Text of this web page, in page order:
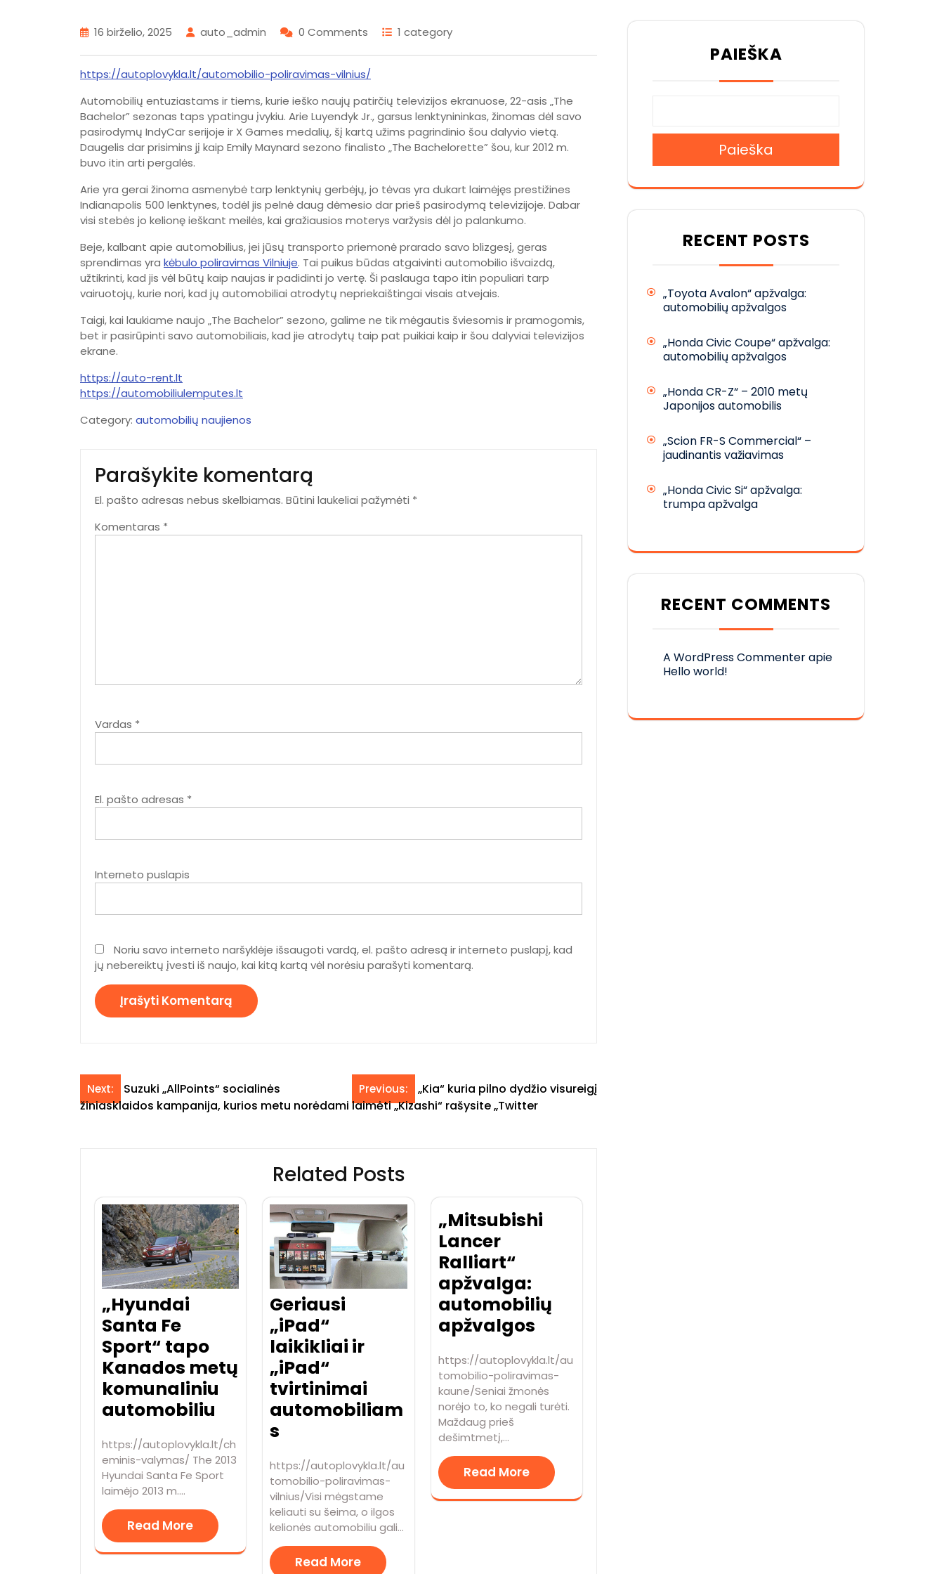
16 birželio, 2025 auto_admin 0 Comments 1 category
https://autoplovykla.lt/automobilio-poliravimas-vilnius/
Automobilių entuziastams ir tiems, kurie ieško naujų patirčių televizijos ekranuose, 22-asis „The
Bachelor” sezonas taps ypatingu įvykiu. Arie Luyendyk Jr., garsus lenktynininkas, žinomas dėl savo
pasirodymų IndyCar serijoje ir X Games medalių, šį kartą užims pagrindinio šou dalyvio vietą.
Daugelis dar prisimins jį kaip Emily Maynard sezono finalisto „The Bachelorette” šou, kur 2012 m.
buvo itin arti pergalės.
Arie yra gerai žinoma asmenybė tarp lenktynių gerbėjų, jo tėvas yra dukart laimėjęs prestižines
Indianapolis 500 lenktynes, todėl jis pelnė daug dėmesio dar prieš pasirodymą televizijoje. Dabar
visi stebės jo kelionę ieškant meilės, kai gražiausios moterys varžysis dėl jo palankumo.
Beje, kalbant apie automobilius, jei jūsų transporto priemonė prarado savo blizgesį, geras
sprendimas yra kėbulo poliravimas Vilniuje. Tai puikus būdas atgaivinti automobilio išvaizdą,
užtikrinti, kad jis vėl būtų kaip naujas ir padidinti jo vertę. Ši paslauga tapo itin populiari tarp
vairuotojų, kurie nori, kad jų automobiliai atrodytų nepriekaištingai visais atvejais.
Taigi, kai laukiame naujo „The Bachelor” sezono, galime ne tik mėgautis šviesomis ir pramogomis,
bet ir pasirūpinti savo automobiliais, kad jie atrodytų taip pat puikiai kaip ir šou dalyviai televizijos
ekrane.
https://auto-rent.lt
https://automobiliulemputes.lt
Category: automobilių naujienos
Parašykite komentarą
El. pašto adresas nebus skelbiamas. Būtini laukeliai pažymėti *
Komentaras *
Vardas *
El. pašto adresas *
Interneto puslapis
Noriu savo interneto naršyklėje išsaugoti vardą, el. pašto adresą ir interneto puslapį, kad
jų nebereiktų įvesti iš naujo, kai kitą kartą vėl norėsiu parašyti komentarą.
Navigacija
tarp
Previous: „Kia“ kuria pilno dydžio visureigį
Next:
Suzuki „AllPoints“ socialinės
žiniasklaidos kampanija, kurios metu norėdami laimėti „Kizashi“ rašysite „Twitter
Related Posts
„Hyundai
Santa Fe
Sport“ tapo
Kanados metų
komunaliniu
automobiliu
https://autoplovykla.lt/ch
eminis-valymas/ The 2013
Hyundai Santa Fe Sport
laimėjo 2013 m.…
Read More
Geriausi
„iPad“
laikikliai ir
„iPad“
tvirtinimai
automobiliam
s
https://autoplovykla.lt/au
tomobilio-poliravimas-
vilnius/Visi mėgstame
keliauti su šeima, o ilgos
kelionės automobiliu gali…
Read More
„Mitsubishi
Lancer
Ralliart“
apžvalga:
automobilių
apžvalgos
https://autoplovykla.lt/au
tomobilio-poliravimas-
kaune/Seniai žmonės
norėjo to, ko negali turėti.
Maždaug prieš
dešimtmetį,…
Read More
PAIEŠKA
Paieška
RECENT POSTS
„Toyota Avalon“ apžvalga:
automobilių apžvalgos
„Honda Civic Coupe“ apžvalga:
automobilių apžvalgos
„Honda CR-Z“ – 2010 metų
Japonijos automobilis
„Scion FR-S Commercial“ –
jaudinantis važiavimas
„Honda Civic Si“ apžvalga:
trumpa apžvalga
RECENT COMMENTS
A WordPress Commenterapie
Hello world!